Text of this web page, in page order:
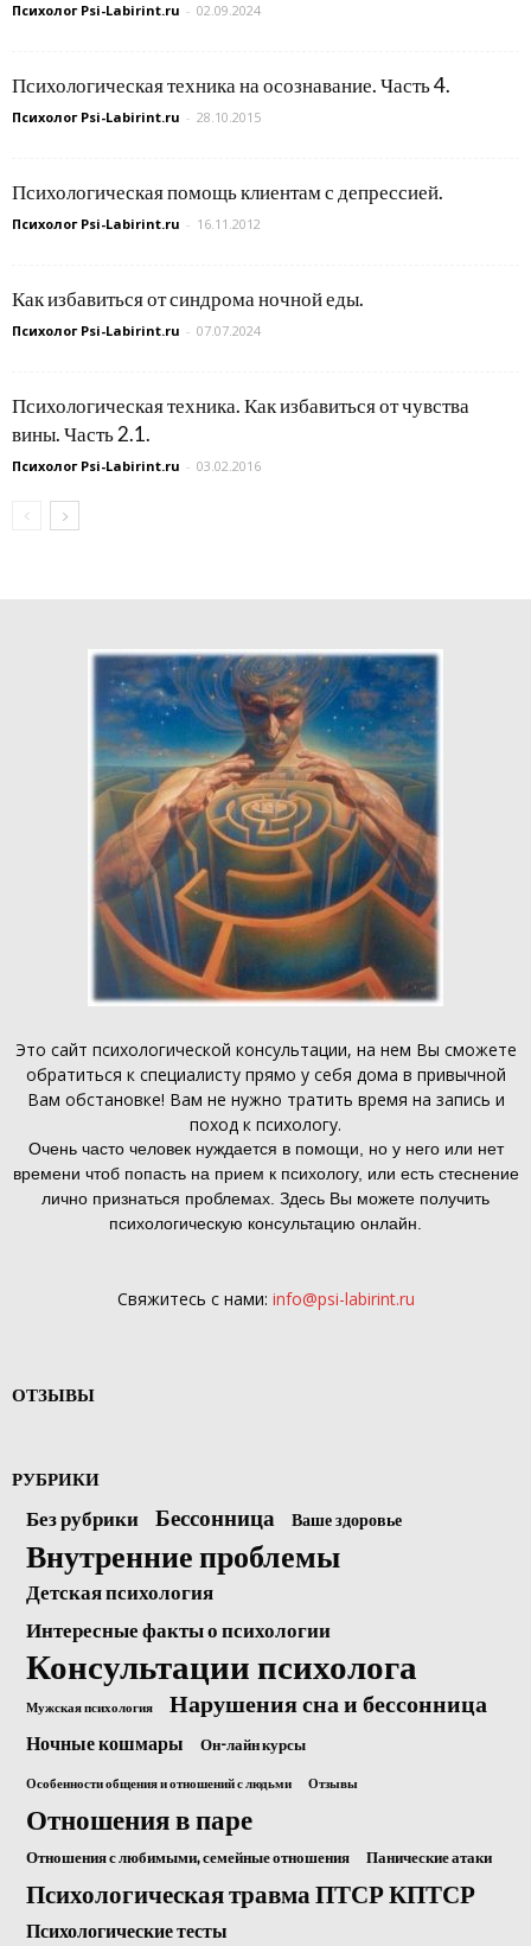
Психолог Psi-Labirint.ru - 02.09.2024
Психологическая техника на осознавание. Часть 4.
Психолог Psi-Labirint.ru - 28.10.2015
Психологическая помощь клиентам с депрессией.
Психолог Psi-Labirint.ru - 16.11.2012
Как избавиться от синдрома ночной еды.
Психолог Psi-Labirint.ru - 07.07.2024
Психологическая техника. Как избавиться от чувства
вины. Часть 2.1.
Психолог Psi-Labirint.ru - 03.02.2016
Это сайт психологической консультации, на нем Вы сможете
обратиться к специалисту прямо у себя дома в привычной
Вам обстановке! Вам не нужно тратить время на запись и
поход к психологу.
Очень часто человек нуждается в помощи, но у него или нет
времени чтоб попасть на прием к психологу, или есть стеснение
лично признаться проблемах. Здесь Вы можете получить
психологическую консультацию онлайн.
Свяжитесь с нами: info@psi-labirint.ru
ОТЗЫВЫ
РУБРИКИ
Без рубрики Бессонница Ваше здоровье
Внутренние проблемы
Детская психология
Интересные факты о психологии
Консультации психолога
Мужская психология Нарушения сна и бессонница
Ночные кошмары Он-лайн курсы
Особенности общения и отношений с людьми Отзывы
Отношения в паре
Отношения с любимыми, семейные отношения Панические атаки
Психологическая травма ПТСР КПТСР
Психологические тесты